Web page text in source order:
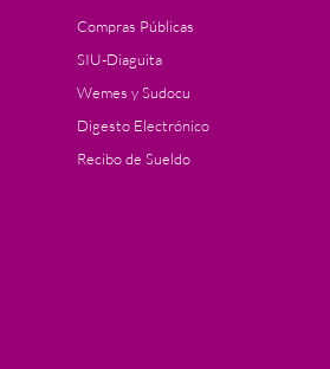
Compras Públicas
SIU-Diaguita
Wemes y Sudocu
Digesto Electrónico
Recibo de Sueldo